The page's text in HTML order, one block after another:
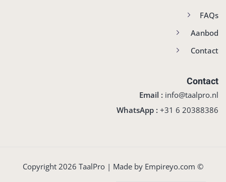
FAQs
Aanbod
Contact
Contact
Email : info@taalpro.nl
WhatsApp : ‪+31 6 20388386‬
© Copyright 2026 TaalPro | Made by
Empireyo.com